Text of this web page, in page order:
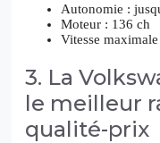
Autonomie :
Moteur : 136 ch
Vitesse
3. La
le meilleur
qualité-prix